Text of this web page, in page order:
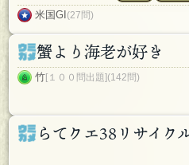
米国GI (27問)
蟹より海老が好き
竹[１００問出題](142問)
らてクエ38リサイク